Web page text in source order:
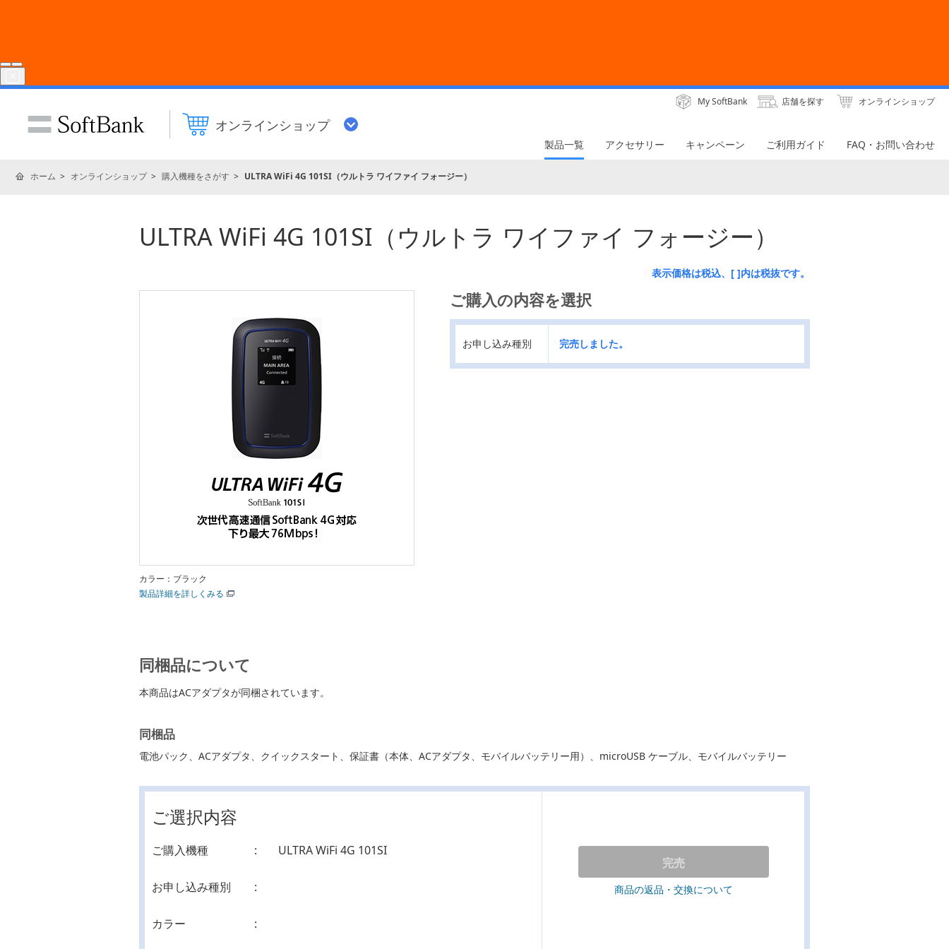
オンラインショップ
My SoftBank 店舗を探す オンラインショップ
製品一覧 アクセサリー キャンペーン ご利用ガイド FAQ・お問い合わせ
ホーム オンラインショップ 購入機種をさがす ULTRA WiFi 4G 101SI（ウルトラ ワイファイ フォージー）
ULTRA WiFi 4G 101SI（ウルトラ ワイファイ フォージー）
表示価格は税込、[ ]内は税抜です。
カラー：ブラック
製品詳細を詳しくみる
ご購入の内容を選択
お申し込み種別 完売しました。
同梱品について
本商品はACアダプタが同梱されています。
同梱品
電池パック、ACアダプタ、クイックスタート、保証書（本体、ACアダプタ、モバイルバッテリー用）、microUSB ケーブル、モバイルバッテリー
ご選択内容
ご購入機種 ULTRA WiFi 4G 101SI
お申し込み種別
カラー
完売
商品の返品・交換について